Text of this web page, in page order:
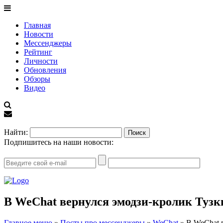
Главная
Новости
Мессенджеры
Рейтинг
Личности
Обновления
Обзоры
Видео
Найти:
Подпишитесь на наши новости:
В WeChat вернулся эмодзи-кролик